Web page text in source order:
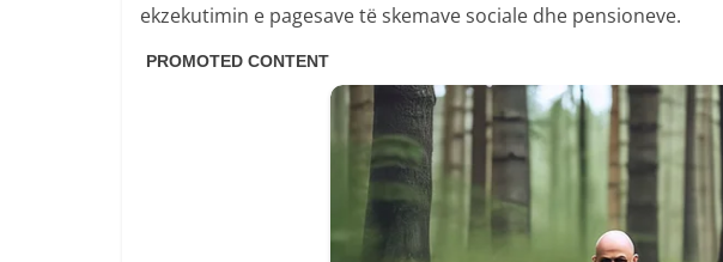
ekzekutimin e pagesave të skemave sociale dhe pensioneve.